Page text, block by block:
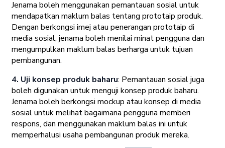
Jenama boleh menggunakan pemantauan sosial untuk
mendapatkan maklum balas tentang prototaip produk.
Dengan berkongsi imej atau penerangan prototaip di
media sosial, jenama boleh menilai minat pengguna dan
mengumpulkan maklum balas berharga untuk tujuan
pembangunan.
4. Uji konsep produk baharu: Pemantauan sosial juga
boleh digunakan untuk menguji konsep produk baharu.
Jenama boleh berkongsi mockup atau konsep di media
sosial untuk melihat bagaimana pengguna memberi
respons, dan menggunakan maklum balas ini untuk
memperhalusi usaha pembangunan produk mereka.